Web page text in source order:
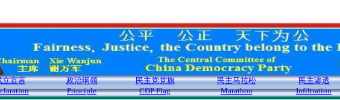
立宣言
政治纲领
Principle
民主党党旗
CDP Flag
民主马拉松
Marathon
民主渗透
Infiltration